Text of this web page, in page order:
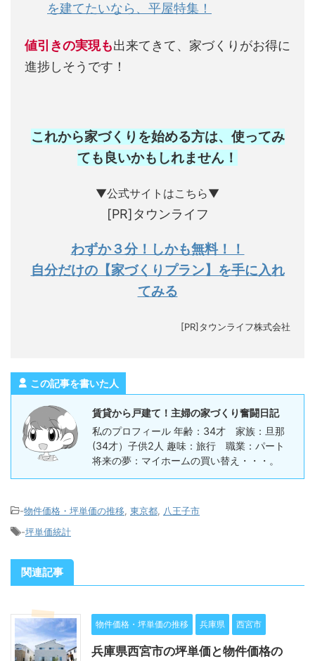
を建てたいなら、平屋特集！
値引きの実現も出来てきて、家づくりがお得に
進捗しそうです！
これから家づくりを始める方は、使ってみ
ても良いかもしれません ！
▼公式サイトはこちら▼
[PR]タウンライフ
わずか３分！しかも無料！！
自分だけの【家づくりプラン】を手に入れ
てみる
[PR]タウンライフ株式会社
この記事を書いた人
賃貸から戸建て！主婦の家づくり奮闘日記
私のプロフィール 年齢：34才 家族：旦那
(34才）子供2人 趣味：旅行 職業：パート
将来の夢：マイホームの買い替え・・・。
-物件価格・坪単価の推移 東京都
八王子市
-坪単価統計
関連記事
物件価格・坪単価の推移 兵庫県 西宮市
兵庫県西宮市の坪単価と物件価格の